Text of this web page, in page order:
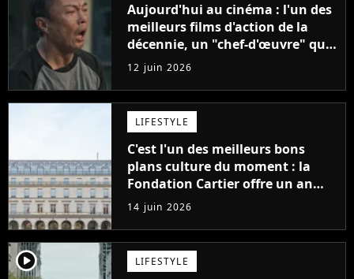
Aujourd'hui au cinéma : l'un des
meilleurs films d'action de la
décennie, un "chef-d'œuvre" qui
rappelle les meilleurs films d'arts
martiaux
12 juin 2026
LIFESTYLE
C'est l'un des meilleurs bons
plans culture du moment : la
Fondation Cartier offre un an
d'accès gratuit et illimité aux
moins de 30 ans
14 juin 2026
player2 LIFESTYLE